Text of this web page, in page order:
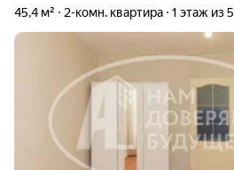
45,4 м² 2-комн. квартира 1 этаж из 5